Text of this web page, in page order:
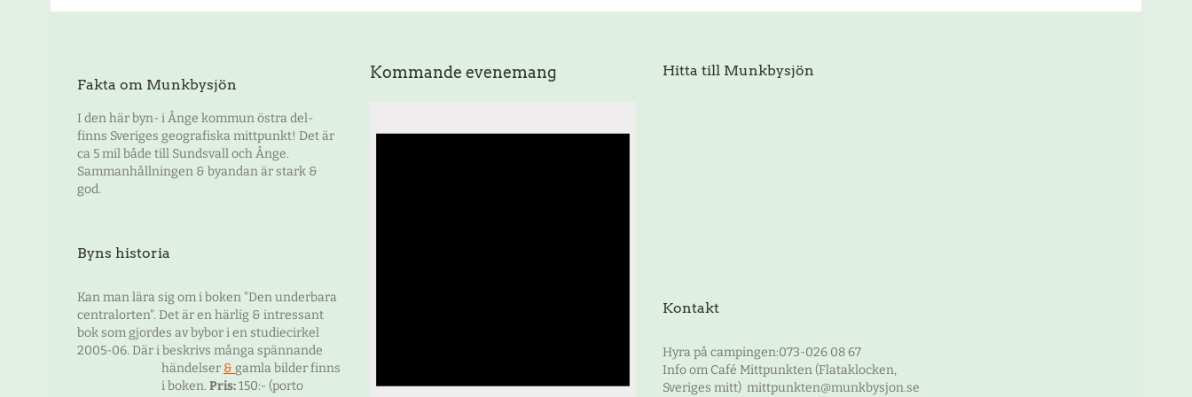
Fakta om Munkbysjön
I den här byn- i Ånge kommun östra del-
finns Sveriges geografiska mittpunkt! Det är
ca 5 mil både till Sundsvall och Ånge.
Sammanhållningen & byandan är stark &
god.
Byns historia
Kan man lära sig om i boken "Den underbara
centralorten". Det är en härlig & intressant
bok som gjordes av bybor i en studiecirkel
2005-06. Där i beskrivs många spännande
händelser & gamla bilder finns
i boken. Pris:150:- (porto
Kommande evenemang Hitta till Munkbysjön
Kontakt
Hyra på campingen:073-026 08 67
Info om Café Mittpunkten (Flataklocken,
Sveriges mitt) mittpunkten@munkbysjon.se